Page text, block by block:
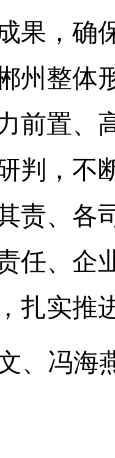
果，确
州整体
前置、
判，不
责、各
任、企
扎实推
、冯海